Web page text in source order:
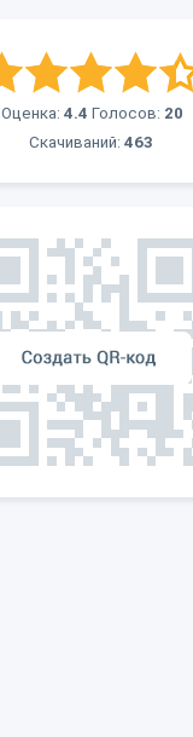
Оценка: 4.4 Голосов: 20
Скачиваний: 463